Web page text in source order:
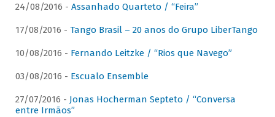
24/08/2016 - Assanhado Quarteto / “Feira”
17/08/2016 - Tango Brasil – 20 anos do Grupo LiberTango
10/08/2016 - Fernando Leitzke / “Rios que Navego”
03/08/2016 - Escualo Ensemble
27/07/2016 - Jonas Hocherman Septeto / “Conversa
entre Irmãos”